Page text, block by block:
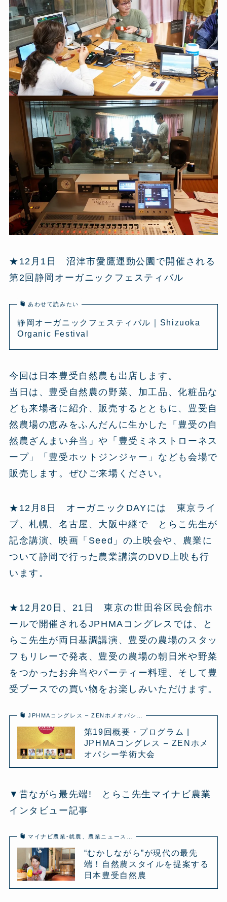
★12月1日 沼津市愛鷹運動公園で開催される
第2回静岡オーガニックフェスティバル
あわせて読みたい
静岡オーガニックフェスティバル｜Shizuoka
Organic Festival
今回は日本豊受自然農も出店します。
当日は、豊受自然農の野菜、加工品、化粧品な
ども来場者に紹介、販売するとともに、豊受自
然農場の恵みをふんだんに生かした「豊受の自
然農ざんまい弁当」や「豊受ミネストローネス
ープ」「豊受ホットジンジャー」なども会場で
販売します。ぜひご来場ください。
★12月8日 オーガニックDAYには 東京ライ
ブ、札幌、名古屋、大阪中継で とらこ先生が
記念講演、映画「Seed」の上映会や、農業に
ついて静岡で行った農業講演のDVD上映も行
います。
★12月20日、21日 東京の世田谷区民会館ホ
ールで開催されるJPHMAコングレスでは、と
らこ先生が両日基調講演、豊受の農場のスタッ
フもリレーで発表、豊受の農場の朝日米や野菜
をつかったお弁当やパーティー料理、そして豊
受ブースでの買い物をお楽しみいただけます。
JPHMAコングレス – ZENホメオパシ…
第19回概要・プログラム |
JPHMAコングレス – ZENホメ
オパシー学術大会
▼昔ながら最先端! とらこ先生マイナビ農業
インタビュー記事
マイナビ農業-就農、農業ニュース…
“むかしながら”が現代の最先
端！自然農スタイルを提案する
日本豊受自然農